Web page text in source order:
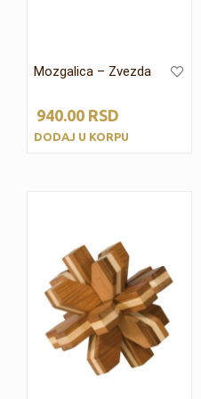
Mozgalica – Zvezda
940.00 RSD
DODAJ U KORPU